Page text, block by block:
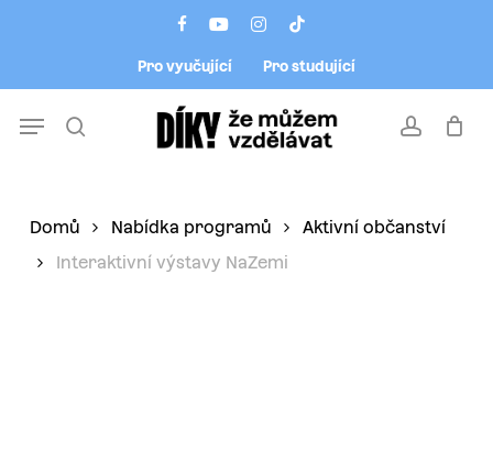
facebookyoutubeinstagram
tiktok
Pro vyučující Pro studující
account
Menu
Domů Nabídka programů
Aktivní občanství
Interaktivní výstavy NaZemi